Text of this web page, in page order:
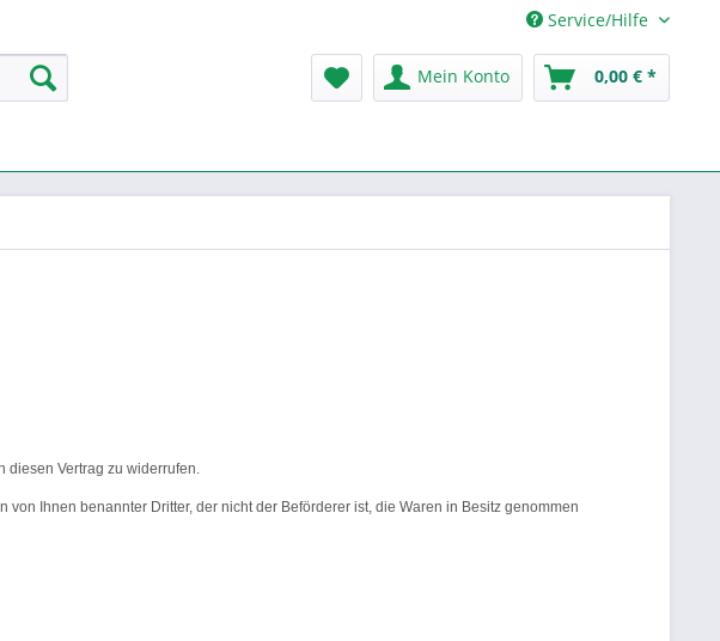
Service/Hilfe
Mein Konto 0,00 € *
diesen Vertrag zu widerrufen.
Ihnen benannter Dritter, der nicht der Beförderer ist, die Waren in Besitz genommen